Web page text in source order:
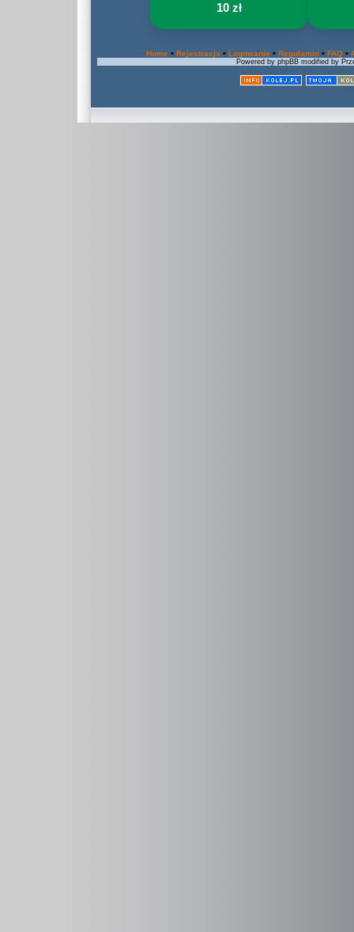
10 zł
Home • Rejestracja • Logowanie • Regulamin • FAQ •
Powered by phpBB modified by